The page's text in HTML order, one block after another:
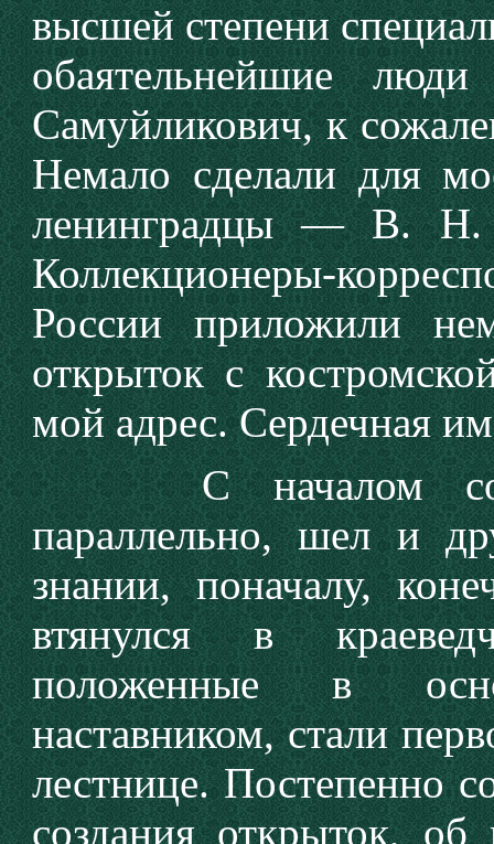
высшей степени
обаятельнейшие
Самуйликович, к
Немало сделали для
ленинградцы — В. Н.
Коллекционеры-
России приложили
открыток с
мой адрес. Сердечная
С началом
параллельно, шел и
знании, поначалу,
втянулся в
положенные в
наставником, стали
лестнице. Постепенно
создания открыток,